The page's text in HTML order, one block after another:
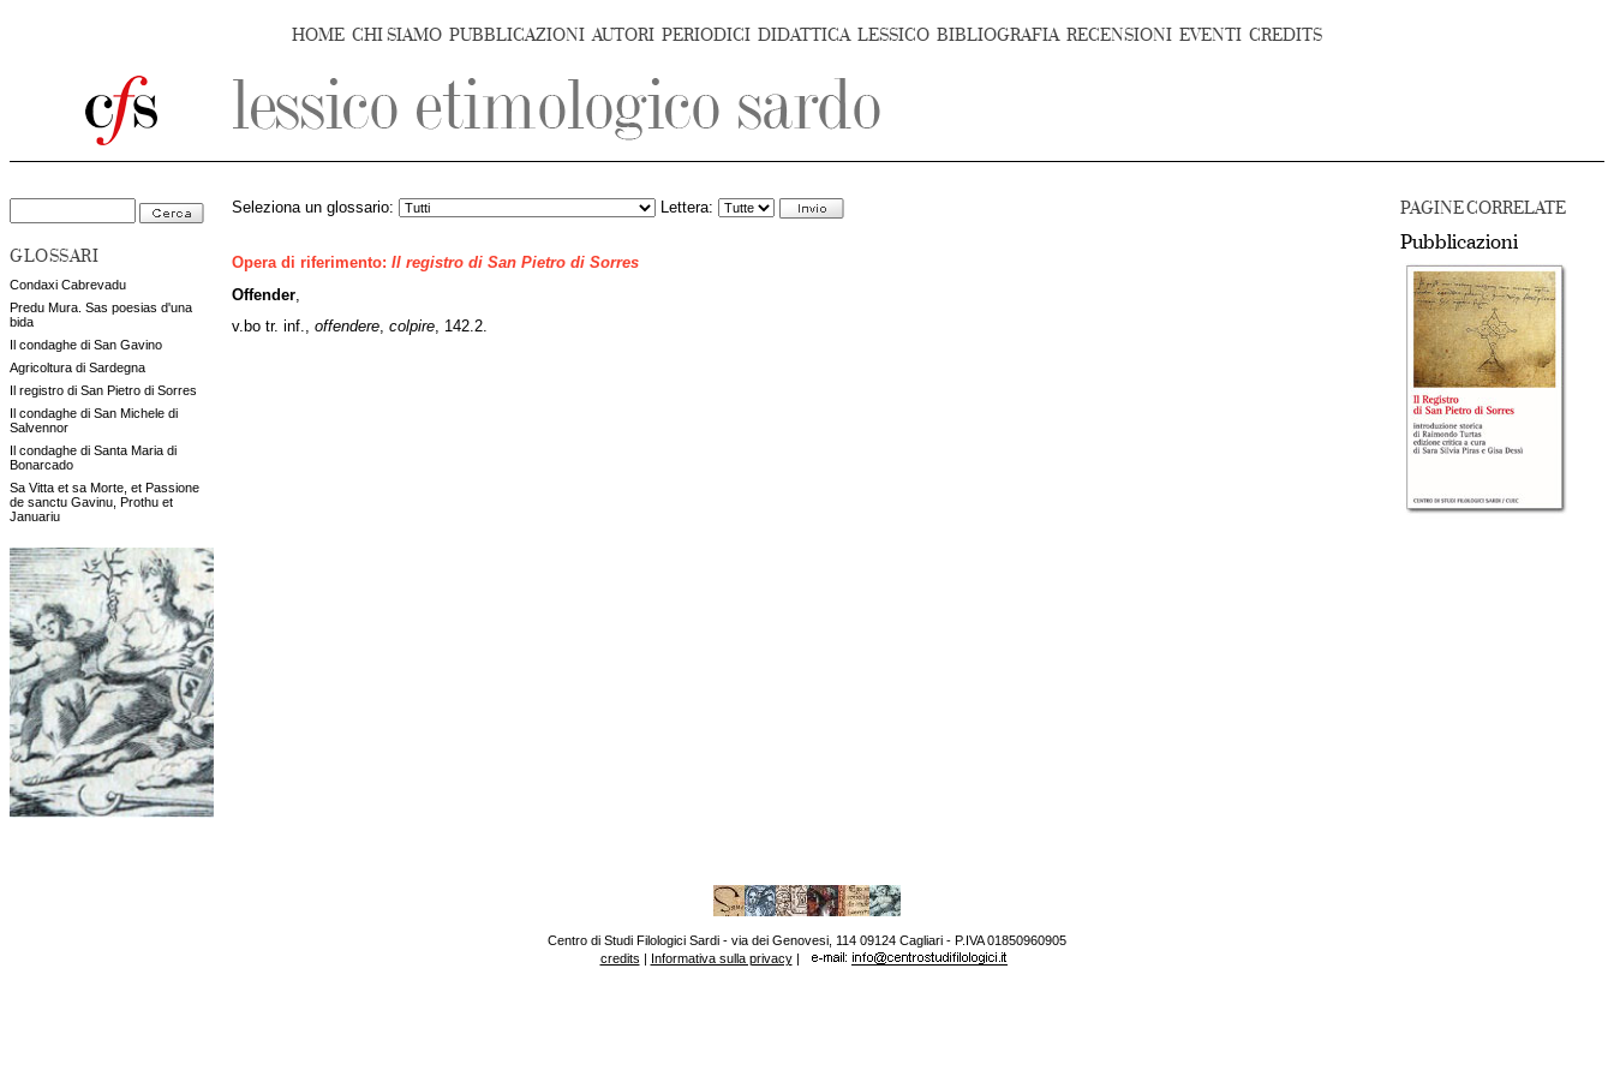
HOME CHI SIAMO PUBBLICAZIONI AUTORI PERIODICI DIDATTICA LESSICO BIBLIOGRAFIA RECENSIONI EVENTI CREDITS
GLOSSARI
Condaxi Cabrevadu
Predu Mura. Sas poesias d'una
bida
Il condaghe di San Gavino
Agricoltura di Sardegna
Il registro di San Pietro di Sorres
Il condaghe di San Michele di
Salvennor
Il condaghe di Santa Maria di
Bonarcado
Sa Vitta et sa Morte, et Passione
de sanctu Gavinu, Prothu et
Januariu
PAGINE CORRELATE
Pubblicazioni
Seleziona un glossario: Lettera:
Opera di riferimento: Il registro di San Pietro di Sorres
Offender
v.bo tr. inf., offendere, colpire, 142.2.
Centro di Studi Filologici Sardi - via dei Genovesi, 114 09124 Cagliari - P.IVA 01850960905
credits | Informativa sulla privacy|